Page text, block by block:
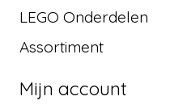
LEGO Onderdelen
Assortiment
Mijn account